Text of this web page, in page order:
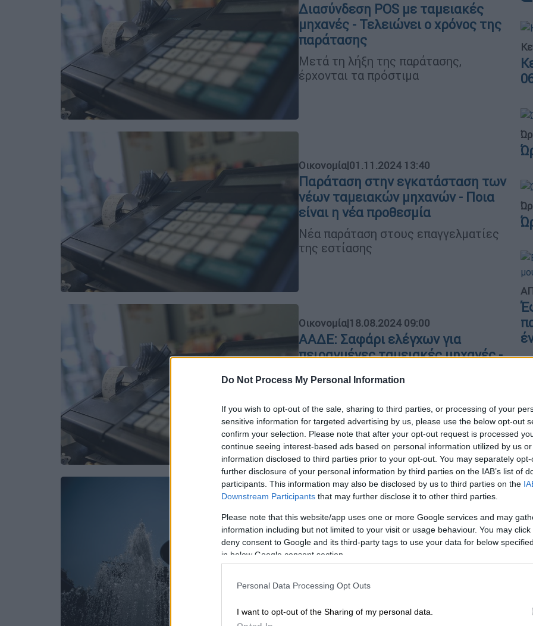
Do Not Process My Personal Information
If you wish to opt-out of the sale, sharing to third parties, or processing of your
sensitive information for targeted advertising by us, please use the below opt-out
confirm your selection. Please note that after your opt-out request is processed
continue seeing interest-based ads based on personal information utilized by us
information disclosed to third parties prior to your opt-out. You may separately
further disclosure of your personal information by third parties on the IAB’s list of
participants. This information may also be disclosed by us to third parties on the
Downstream Participants that may further disclose it to other third parties.
Please note that this website/app uses one or more Google services and may
information including but not limited to your visit or usage behaviour. You may
deny consent to Google and its third-party tags to use your data for below
in below Google consent section.
Personal Data Processing Opt Outs
I want to opt-out of the Sharing of my personal data.
Διασύνδεση POS με ταμειακές
μηχανές - Τελειώνει ο χρόνος της
παράτασης
Μετά τη λήξη της παράτασης,
έρχονται τα πρόστιμα
Οικονομία|01.11.2024 13:40
Παράταση στην εγκατάσταση των
νέων ταμειακών μηχανών - Ποια
είναι η νέα προθεσμία
Νέα παράταση στους επαγγελματίες
της εστίασης
Οικονομία|18.08.2024 09:00
ΑΑΔΕ: Σαφάρι ελέγχων για
πειραγμένες ταμειακές μηχανές -
επιτήδειους
Οι ποινές για όσους παρεμβαίνουν
στη λειτουργία των ταμειακών
μηχανών είναι ιδιαίτερα βαριές
Έσφιξε ο κλοιός για την εστίαση:
Η εφορία γνωρίζει μέχρι και ποια
τραπέζια είναι ελεύθερα
ταμειακές μηχανές